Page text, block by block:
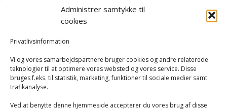
Administrer samtykke til
cookies
Privatlivsinformation
Vi og vores samarbejdspartnere bruger cookies og andre relaterede
teknologier til at optimere vores websted og vores service. Disse
bruges f.eks. til statistik, marketing, funktioner til sociale medier samt
trafikanalyse.
Ved at benytte denne hjemmeside accepterer du vores brug af disse
Elkedler
Kaffemaskiner
Køkkenmaskiner og tilbehør
Køkkenvægte